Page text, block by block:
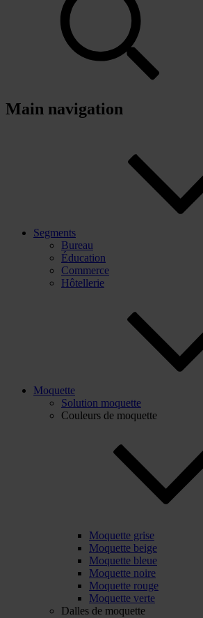
Main navigation
Segments
Bureau
Éducation
Commerce
Hôtellerie
Moquette
Solution moquette
Couleurs de moquette
Moquette grise
Moquette beige
Moquette bleue
Moquette noire
Moquette rouge
Moquette verte
Dalles de moquette